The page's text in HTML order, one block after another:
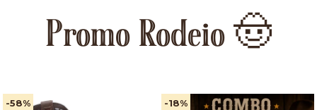
Promo Rodeio 🤠
-58% -18%